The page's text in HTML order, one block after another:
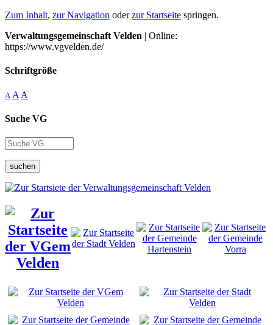
Zum Inhalt, zur Navigation oderzur Startseite springen.
Verwaltungsgemeinschaft Velden | Online:
https://www.vgvelden.de/
Schriftgröße
A A A
Suche VG
suchen